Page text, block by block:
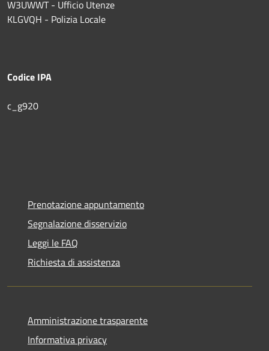
W3UWWT - Ufficio Utenze
KLGVQH - Polizia Locale
Codice IPA
c_g920
Prenotazione appuntamento
Segnalazione disservizio
Leggi le FAQ
Richiesta di assistenza
Amministrazione trasparente
Informativa privacy